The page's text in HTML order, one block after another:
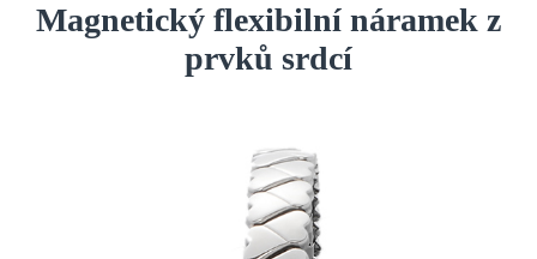
Magnetický flexibilní náramek z
prvků srdcí